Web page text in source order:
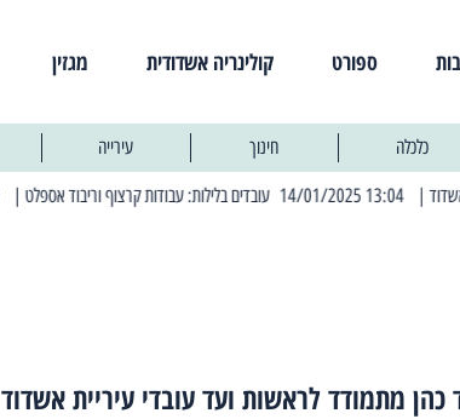
ספורט קולינריה אשדודית
מגזין
כלכלה חינוך עירייה
| 13:04 14/01/2025 עובדים בלילות: עבודות קרצוף וריבוד אספלט | 11:30 03/03/2025 בחמישי הקרוב: הרחובות בהם תהיה הפסקת חשמל יזומה
מתמודד לראשות ועד עובדי עיריית אשדוד